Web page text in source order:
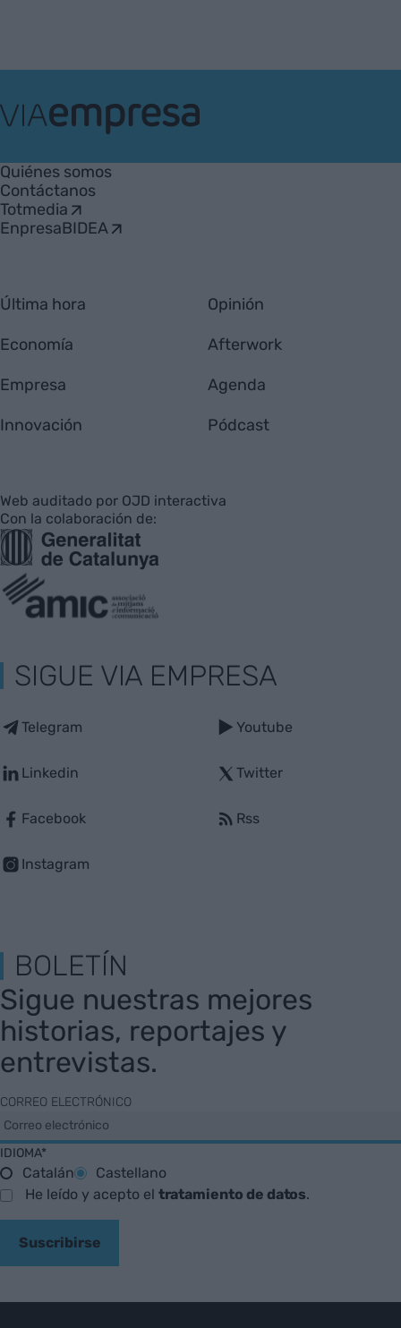
Empresa
Quiénes somos
Contáctanos
Totmedia
EnpresaBIDEA
Última hora
Economía
Empresa
Innovación
Opinión
Afterwork
Agenda
Pódcast
Web auditado por OJD interactiva
Con la colaboración de:
SIGUE VIA EMPRESA
Telegram
Linkedin
Facebook
Instagram
Youtube
Twitter
Rss
BOLETÍN
Sigue nuestras mejores
historias, reportajes y
entrevistas.
CORREO ELECTRÓNICO
IDIOMA*
Catalán
Castellano
He leído y acepto el tratamiento de datos.
Suscribirse